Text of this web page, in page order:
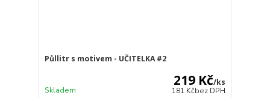
Půllitr s motivem - UČITELKA #2
219 Kč/ks
181 Kčbez DPH
Skladem